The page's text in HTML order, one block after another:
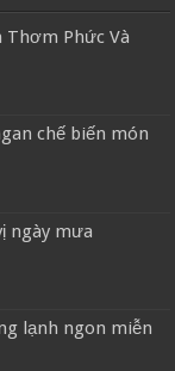
Thơm Phức Và
chế biến món
ngày mưa
lạnh ngon miễn